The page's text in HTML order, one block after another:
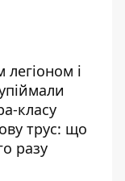
і
класу
трус: що
разу